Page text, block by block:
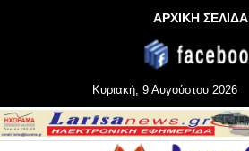
ΑΡΧΙΚΗ ΣΕΛΙΔΑ
Κυριακή, 9 Αυγούστου 2026